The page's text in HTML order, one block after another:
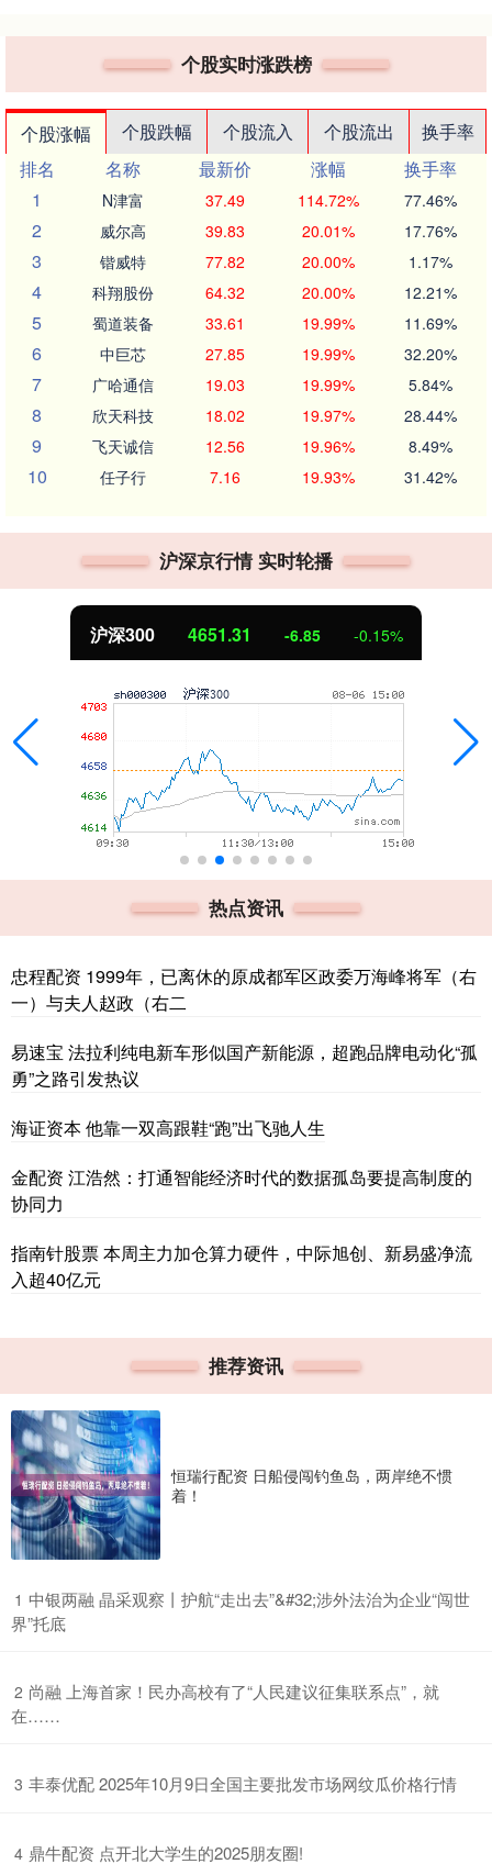
个股实时涨跌榜
个股涨幅 个股跌幅 个股流入 个股流出
换手率
排名
名称 最新价 涨幅
换手率
1
N津富 37.49 114.72% 77.46%
2 威尔高 39.83 20.01% 17.76%
3 锴威特 77.82 20.00% 1.17%
4 科翔股份 64.32 20.00% 12.21%
5 蜀道装备 33.61 19.99% 11.69%
6 中巨芯 27.85 19.99% 32.20%
7 广哈通信 19.03 19.99% 5.84%
8 欣天科技 18.02 19.97% 28.44%
9 飞天诚信 12.56 19.96% 8.49%
10 任子行 7.16 19.93% 31.42%
沪深京行情 实时轮播
沪深300 4651.31 -6.85 -0.15%
热点资讯
忠程配资 1999年，已离休的原成都军区政委万海峰将军（右
一）与夫人赵政（右二
易速宝 法拉利纯电新车形似国产新能源，超跑品牌电动化“孤
勇”之路引发热议
海证资本 他靠一双高跟鞋“跑”出飞驰人生
金配资 江浩然：打通智能经济时代的数据孤岛要提高制度的
协同力
指南针股票 本周主力加仓算力硬件，中际旭创、新易盛净流
入超40亿元
推荐资讯
恒瑞行配资 日船侵闯钓鱼岛，两岸绝不惯
着！
1 ​中银两融 晶采观察丨护航“走出去”&#32;涉外法治为企业“闯世
界”托底
2 ​尚融 上海首家！民办高校有了“人民建议征集联系点”，就
在……
3 ​丰泰优配 2025年10月9日全国主要批发市场网纹瓜价格行情
4 ​鼎牛配资 点开北大学生的2025朋友圈!